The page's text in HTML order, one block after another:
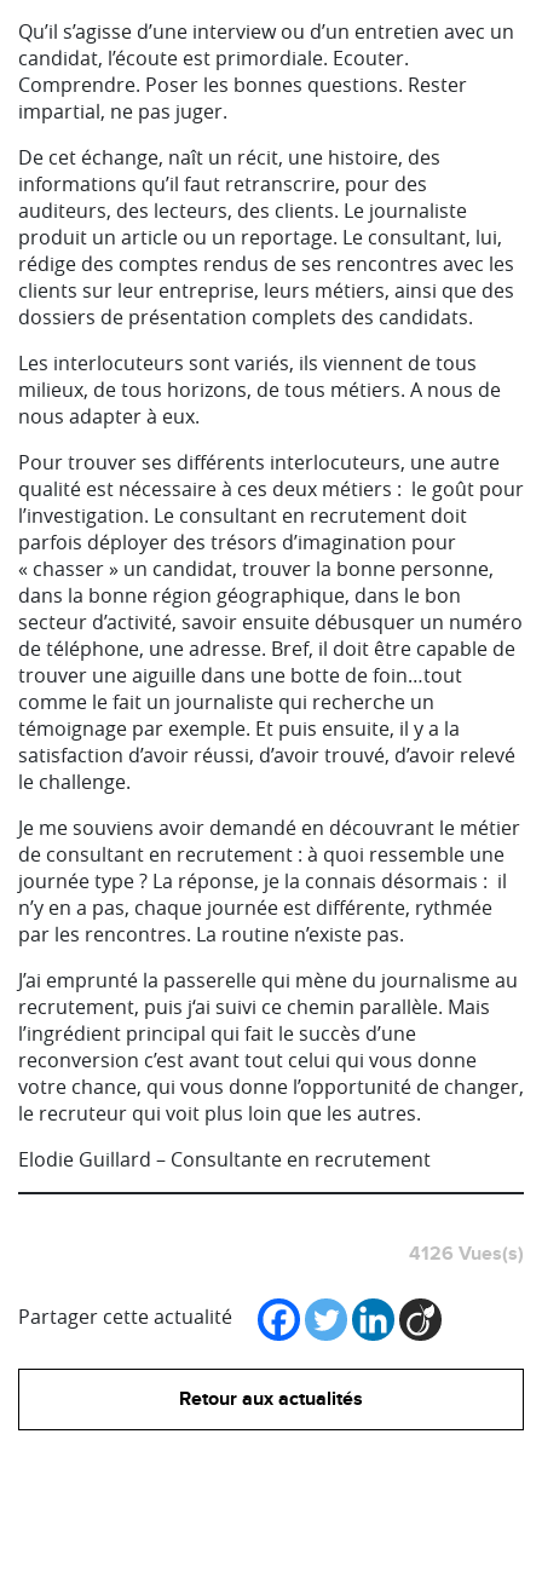
Qu’il s’agisse d’une interview ou d’un entretien avec un
candidat, l’écoute est primordiale. Ecouter.
Comprendre. Poser les bonnes questions. Rester
impartial, ne pas juger.
De cet échange, naît un récit, une histoire, des
informations qu’il faut retranscrire, pour des
auditeurs, des lecteurs, des clients. Le journaliste
produit un article ou un reportage. Le consultant, lui,
rédige des comptes rendus de ses rencontres avec les
clients sur leur entreprise, leurs métiers, ainsi que des
dossiers de présentation complets des candidats.
Les interlocuteurs sont variés, ils viennent de tous
milieux, de tous horizons, de tous métiers. A nous de
nous adapter à eux.
Pour trouver ses différents interlocuteurs, une autre
qualité est nécessaire à ces deux métiers : le goût pour
l’investigation. Le consultant en recrutement doit
parfois déployer des trésors d’imagination pour
« chasser » un candidat, trouver la bonne personne,
dans la bonne région géographique, dans le bon
secteur d’activité, savoir ensuite débusquer un numéro
de téléphone, une adresse. Bref, il doit être capable de
trouver une aiguille dans une botte de foin…tout
comme le fait un journaliste qui recherche un
témoignage par exemple. Et puis ensuite, il y a la
satisfaction d’avoir réussi, d’avoir trouvé, d’avoir relevé
le challenge.
Je me souviens avoir demandé en découvrant le métier
de consultant en recrutement : à quoi ressemble une
journée type ? La réponse, je la connais désormais : il
n’y en a pas, chaque journée est différente, rythmée
par les rencontres. La routine n’existe pas.
J’ai emprunté la passerelle qui mène du journalisme au
recrutement, puis j‘ai suivi ce chemin parallèle. Mais
l’ingrédient principal qui fait le succès d’une
reconversion c’est avant tout celui qui vous donne
votre chance, qui vous donne l’opportunité de changer,
le recruteur qui voit plus loin que les autres.
Elodie Guillard – Consultante en recrutement
4126 Vues(s)
Partager cette actualité
Retour aux actualités